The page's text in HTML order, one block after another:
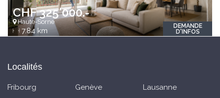
CHF 325'000.-
Haute-Sorne
7.84 km
DEMANDE
D'INFOS
Localités
Fribourg Genève
Lausanne